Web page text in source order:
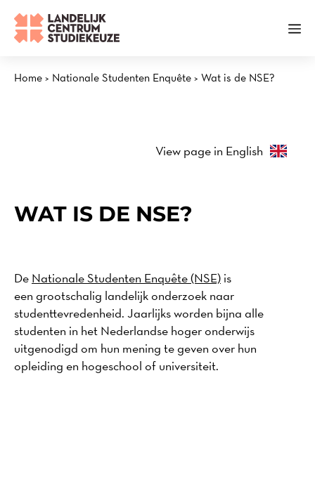
naar
Home> Nationale Studenten Enquête> Wat is de NSE?
View page in English
WAT IS DE NSE?
De Nationale Studenten Enquête (NSE) is
een grootschalig landelijk onderzoek naar
studenttevredenheid. Jaarlijks worden bijna alle
studenten in het Nederlandse hoger onderwijs
uitgenodigd om hun mening te geven over hun
opleiding en hogeschool of universiteit.